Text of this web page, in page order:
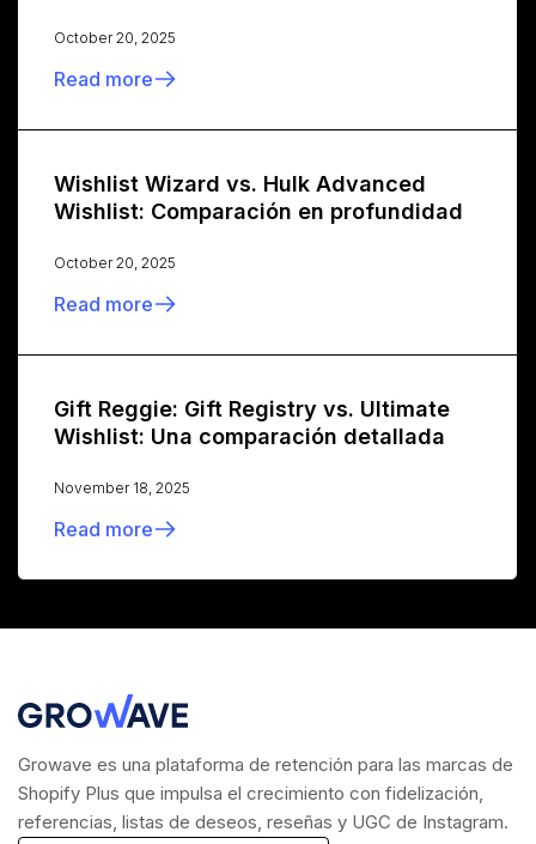
October 20, 2025
Read more
Wishlist Wizard vs. Hulk Advanced
Wishlist: Comparación en profundidad
October 20, 2025
Read more
Gift Reggie: Gift Registry vs. Ultimate
Wishlist: Una comparación detallada
November 18, 2025
Read more
Growave es una plataforma de retención para las marcas de
Shopify Plus que impulsa el crecimiento con fidelización,
referencias, listas de deseos, reseñas y UGC de Instagram.